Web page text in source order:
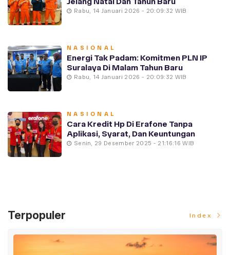
Rabu, 14 Januari 2026 - 20:09:32 WIB
NASIONAL
Energi Tak Padam: Komitmen PLN IP
Suralaya Di Malam Tahun Baru
Rabu, 14 Januari 2026 - 20:09:32 WIB
NASIONAL
Cara Kredit Hp Di Erafone Tanpa
Aplikasi, Syarat, Dan Keuntungan
Senin, 29 Desember 2025 - 21:16:16 WIB
Terpopuler Index